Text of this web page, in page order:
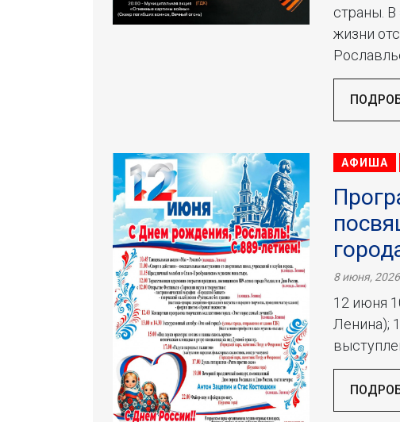
страны.
жизни
АФИША
8 июня, 2026
12 июня
Ленина);